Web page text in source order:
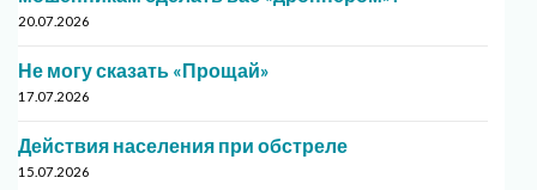
20.07.2026
Не могу сказать «Прощай»
17.07.2026
Действия населения при обстреле
15.07.2026